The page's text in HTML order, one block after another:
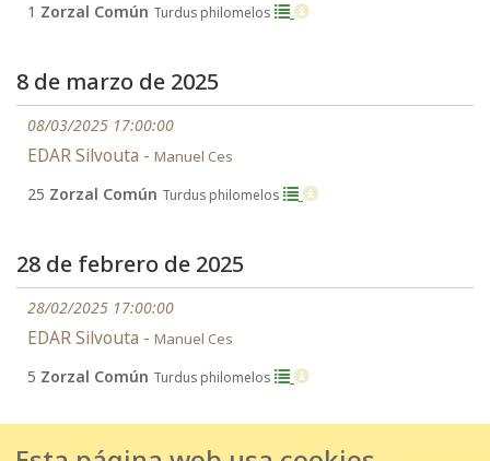
1 Zorzal Común Turdus philomelos
8 de marzo de 2025
08/03/2025 17:00:00
EDAR Silvouta - Manuel Ces
25 Zorzal Común Turdus philomelos
28 de febrero de 2025
28/02/2025 17:00:00
EDAR Silvouta - Manuel Ces
5 Zorzal Común Turdus philomelos
26 de febrero de 2025